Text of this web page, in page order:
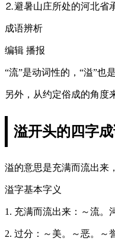
⒉避暑山庄所处的河北省
成语辨析
编辑 播报
“流”是动词性的，“溢”也
另外，从约定俗成的角度
溢开头的四字
溢的意思是充满而流出来
溢字基本字义
1. 充满而流出来：～流。
2. 过分：～美。～恶。～